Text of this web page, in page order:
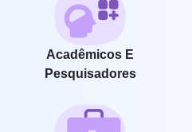
Acadêmicos E
Pesquisadores